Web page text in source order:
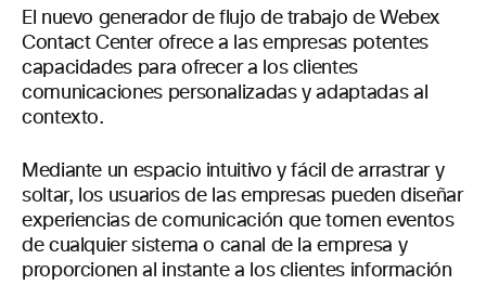
El nuevo generador de flujo de trabajo de Webex
Contact Center ofrece a las empresas potentes
capacidades para ofrecer a los clientes
comunicaciones personalizadas y adaptadas al
contexto.
Mediante un espacio intuitivo y fácil de arrastrar y
soltar, los usuarios de las empresas pueden diseñar
experiencias de comunicación que tomen eventos
de cualquier sistema o canal de la empresa y
proporcionen al instante a los clientes información